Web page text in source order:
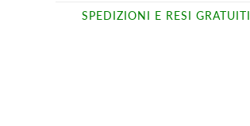
SPEDIZIONI E RESI GRATUITI